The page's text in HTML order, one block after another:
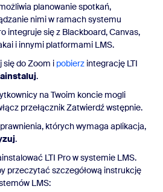
planowanie spotkań,
nimi w ramach systemu
integruje się z Blackboard, Canvas,
i innymi platformami LMS.
się do Zoom i pobierz integrację LTI
.
na Twoim koncie mogli
przełącznik Zatwierdź wstępnie.
których wymaga aplikacja,
.
LTI Pro w systemie LMS.
przeczytać szczegółową instrukcję
LMS: